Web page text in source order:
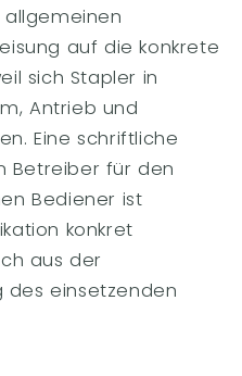
allgemeinen
auf die konkrete
sich Stapler in
Antrieb und
Eine schriftliche
Betreiber für den
Bediener ist
konkret
aus der
des einsetzenden